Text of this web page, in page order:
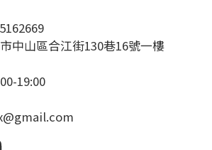
中山區合江街130巷16號一樓
19:00